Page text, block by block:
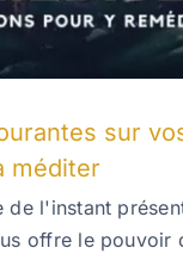
sur
méditer
de l'instant
offre le pouvoir